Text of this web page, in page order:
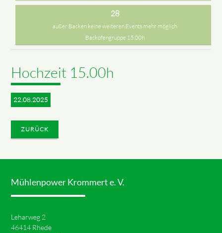
28
außer Backen keine weiteren Events mehr möglich
Backofengruppe 15.00h
Hochzeit 15.00h
22.08.2025
ZURÜCK
Mühlenpower Krommert e. V.
Leharweg 2
46414 Rhede